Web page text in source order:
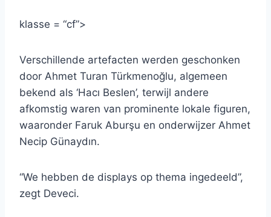
klasse = “cf”>
Verschillende artefacten werden geschonken
door Ahmet Turan Türkmenoğlu, algemeen
bekend als ‘Hacı Beslen’, terwijl andere
afkomstig waren van prominente lokale figuren,
waaronder Faruk Aburşu en onderwijzer Ahmet
Necip Günaydın.
“We hebben de displays op thema ingedeeld”,
zegt Deveci.